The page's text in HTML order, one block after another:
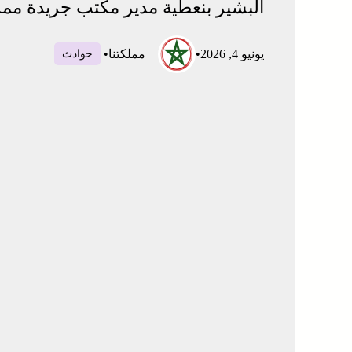
البشير بنعطية مدير مكتب جريدة
يونيو 4, 2026 • مملكتنا• حوادث